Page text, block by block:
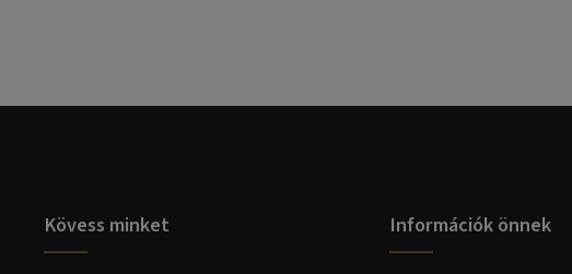
Kövess minket Információk önnek